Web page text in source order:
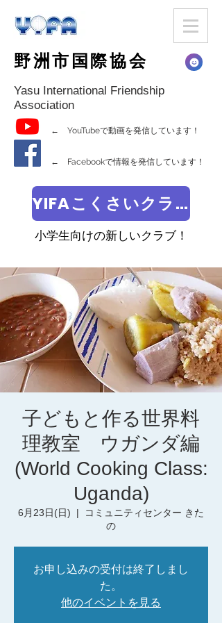
野洲市国際協会
Yasu International Friendship
Association
← YouTubeで動画を発信しています！
← Facebookで情報を発信しています！
YIFAこくさいクラブ
小学生向けの新しいクラブ！
子どもと作る世界料
理教室 ウガンダ編
(World Cooking Class:
Uganda)
6月23日(日)
  |
コミュニティセンター きた
の
お申し込みの受付は終了しまし
た。
他のイベントを見る